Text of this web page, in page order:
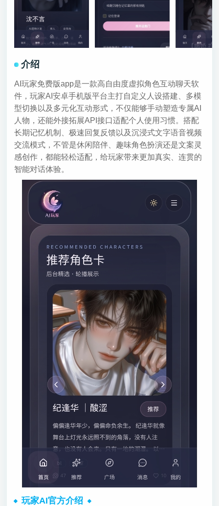
介绍
AI玩家免费版app是一款高自由度虚拟角色互动聊天软
件，玩家AI安卓手机版平台主打自定义人设搭建、多模
型切换以及多元化互动形式，不仅能够手动塑造专属AI
人物，还能外接拓展API接口适配个人使用习惯。搭配
长期记忆机制、极速回复反馈以及沉浸式文字语音视频
交流模式，不管是休闲陪伴、趣味角色扮演还是文案灵
感创作，都能轻松适配，给玩家带来更加真实、连贯的
智能对话体验。
玩家AI官方介绍